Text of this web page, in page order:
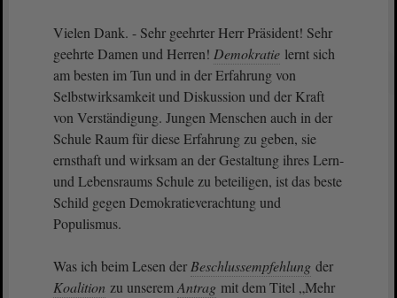
Vielen Dank. - Sehr geehrter Herr Präsident! Sehr
geehrte Damen und Herren! Demokratie lernt sich
am besten im Tun und in der Erfahrung von
Selbstwirksamkeit und Diskussion und der Kraft
von Verständigung. Jungen Menschen auch in der
Schule Raum für diese Erfahrung zu geben, sie
ernsthaft und wirksam an der Gestaltung ihres Lern-
und Lebensraums Schule zu beteiligen, ist das beste
Schild gegen Demokratieverachtung und
Populismus.
Was ich beim Lesen der Beschlussempfehlung der
Koalition zu unseremAntrag mit dem Titel „Mehr